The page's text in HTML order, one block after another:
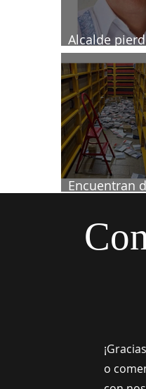
Alcalde
investigado
periodista
Encuentran
o